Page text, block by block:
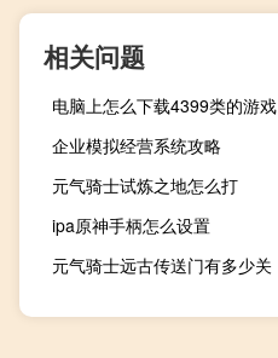
相关问题
电脑上怎么下载4399类的游戏
企业模拟经营系统攻略
元气骑士试炼之地怎么打
ipa原神手柄怎么设置
元气骑士远古传送门有多少关